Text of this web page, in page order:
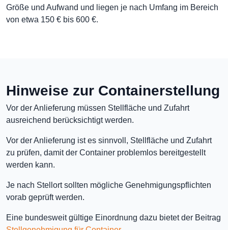
Größe und Aufwand und liegen je nach Umfang im Bereich
von etwa 150 € bis 600 €.
Hinweise zur Containerstellung
Vor der Anlieferung müssen Stellfläche und Zufahrt
ausreichend berücksichtigt werden.
Vor der Anlieferung ist es sinnvoll, Stellfläche und Zufahrt
zu prüfen, damit der Container problemlos bereitgestellt
werden kann.
Je nach Stellort sollten mögliche Genehmigungspflichten
vorab geprüft werden.
Eine bundesweit gültige Einordnung dazu bietet der Beitrag